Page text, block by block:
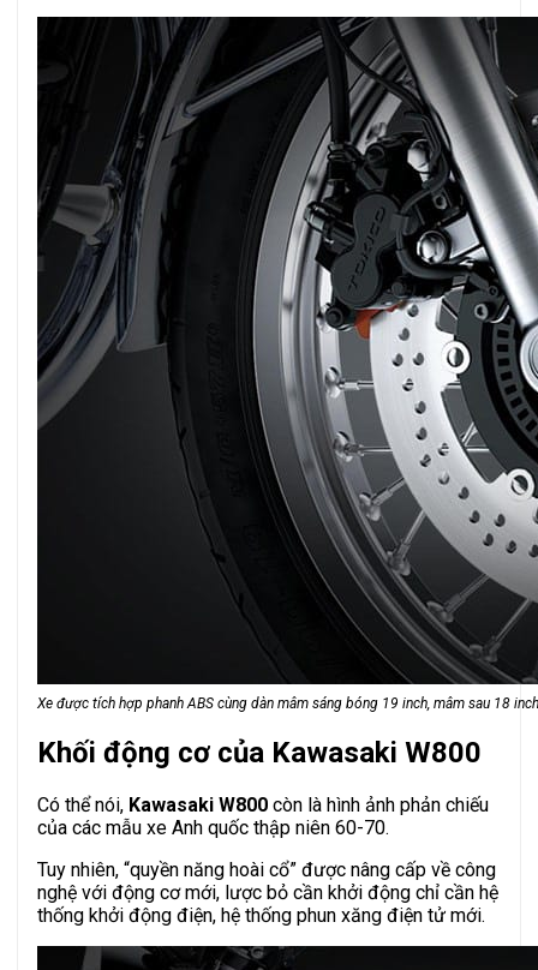
Xe được tích hợp phanh ABS cùng dàn mâm sáng bóng 19 inch, mâm sau 18 inch
Khối động cơ của Kawasaki W800
Có thể nói, Kawasaki W800 còn là hình ảnh phản chiếu
của các mẫu xe Anh quốc thập niên 60-70.
Tuy nhiên, “quyền năng hoài cổ” được nâng cấp về công
nghệ với động cơ mới, lược bỏ cần khởi động chỉ cần hệ
thống khởi động điện, hệ thống phun xăng điện tử mới.